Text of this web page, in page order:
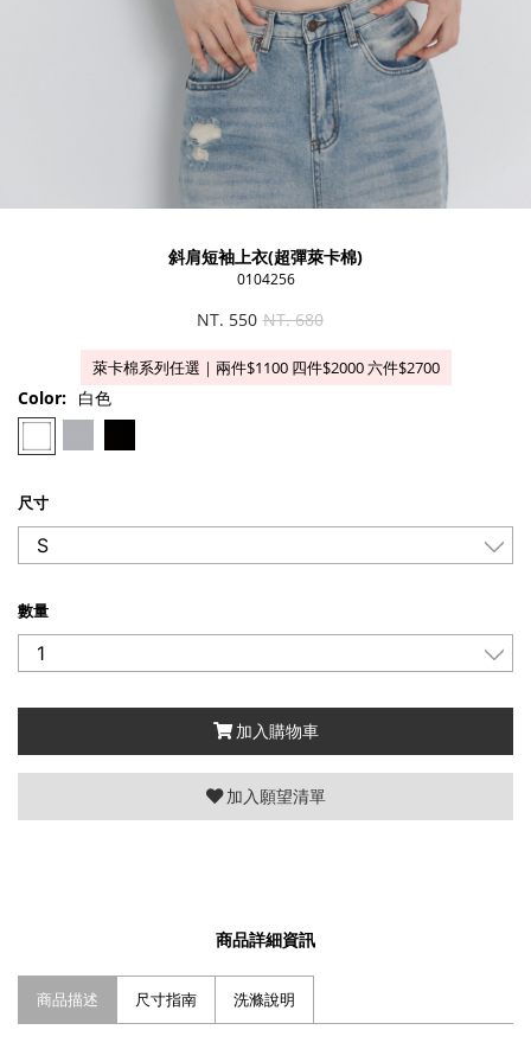
斜肩短袖上衣(超彈萊卡棉)
0104256
NT. 550 NT. 680
萊卡棉系列任選｜兩件$1100 四件$2000 六件$2700
Color: 白色
尺寸
數量
加入購物車
加入願望清單
商品詳細資訊
商品描述 尺寸指南 洗滌說明